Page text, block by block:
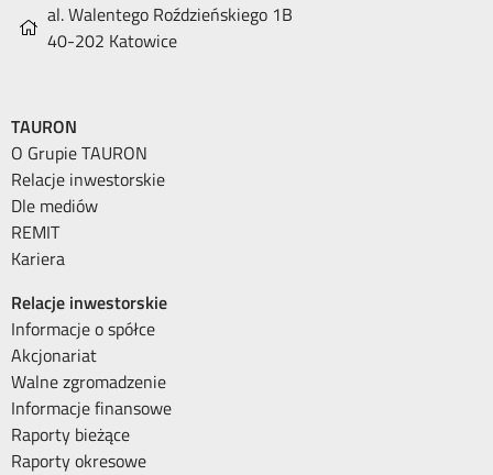
al. Walentego Roździeńskiego 1B
40-202 Katowice
TAURON
O Grupie TAURON
Relacje inwestorskie
Dle mediów
REMIT
Kariera
Relacje inwestorskie
Informacje o spółce
Akcjonariat
Walne zgromadzenie
Informacje finansowe
Raporty bieżące
Raporty okresowe